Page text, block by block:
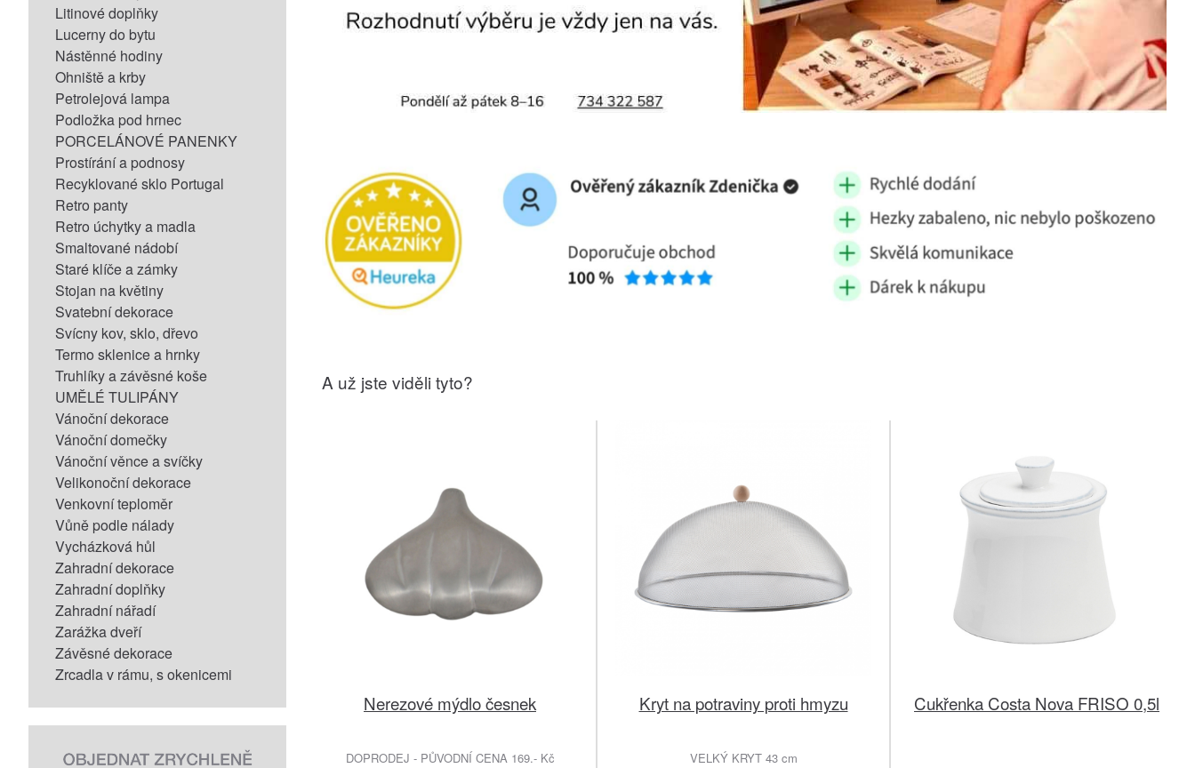
Litinové doplňky
Lucerny do bytu
Nástěnné hodiny
Ohniště a krby
Petrolejová lampa
Podložka pod hrnec
PORCELÁNOVÉ PANENKY
Prostírání a podnosy
Recyklované sklo Portugal
Retro panty
Retro úchytky a madla
Smaltované nádobí
Staré klíče a zámky
Stojan na květiny
Svatební dekorace
Svícny kov, sklo, dřevo
Termo sklenice a hrnky
Truhlíky a závěsné koše
UMĚLÉ TULIPÁNY
Vánoční dekorace
Vánoční domečky
Vánoční věnce a svíčky
Velikonoční dekorace
Venkovní teploměr
Vůně podle nálady
Vycházková hůl
Zahradní dekorace
Zahradní doplňky
Zahradní nářadí
Zarážka dveří
Závěsné dekorace
Zrcadla v rámu, s okenicemi
A už jste viděli tyto?
Nerezové mýdlo česnek
DOPRODEJ - PŮVODNÍ CENA 169.- Kč
Kryt na potraviny proti hmyzu
VELKÝ KRYT 43 cm
Cukřenka Costa Nova FRISO 0,5l